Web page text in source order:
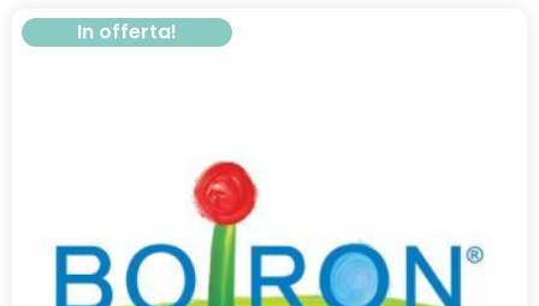
In offerta!